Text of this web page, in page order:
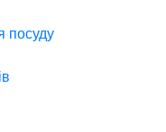
посуду